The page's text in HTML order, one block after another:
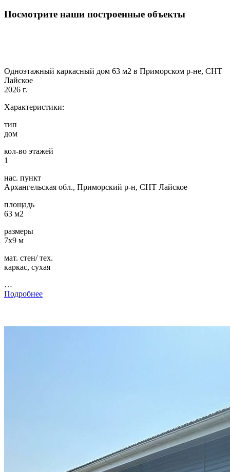
Посмотрите наши построенные объекты
Одноэтажный каркасный дом 63 м2 в Приморском р-не, СНТ
Лайское
2026 г.
Характеристики:
тип
дом
кол-во этажей
1
нас. пункт
Архангельская обл., Приморский р-н, СНТ Лайское
площадь
63 м2
размеры
7х9 м
мат. стен/ тех.
каркас, сухая
…
Подробнее